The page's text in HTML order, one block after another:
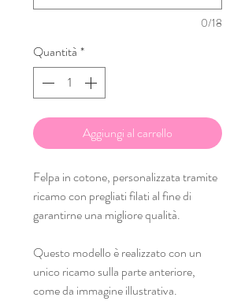
0/18
Quantità *
Aggiungi al carrello
Felpa in cotone, personalizzata tramite
ricamo con pregliati filati al fine di
garantirne una migliore qualità.
Questo modello è realizzato con un
unico ricamo sulla parte anteriore,
come da immagine illustrativa.